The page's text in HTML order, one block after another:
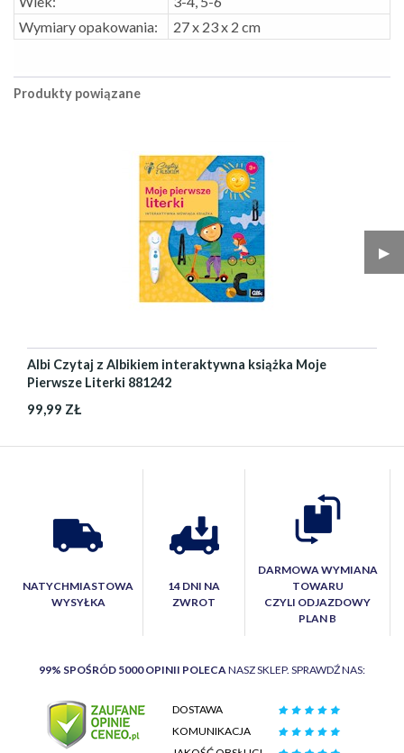
Wymiary opakowania:
27 x 23 x 2 cm
Produkty powiązane
▶︎
Albi Czytaj z Albikiem interaktywna książka Moje
Pierwsze Literki 881242
99,99 ZŁ
NATYCHMIASTOWA
WYSYŁKA
14 DNI NA
ZWROT
DARMOWA WYMIANA
TOWARU
CZYLI ODJAZDOWY
PLAN B
99% SPOŚRÓD 5000 OPINII POLECA NASZ SKLEP. SPRAWDŹ NAS:
DOSTAWA
KOMUNIKACJA